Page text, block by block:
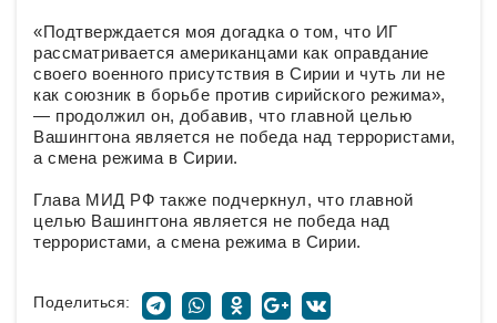
«Подтверждается моя догадка о том, что ИГ
рассматривается американцами как оправдание
своего военного присутствия в Сирии и чуть ли не
как союзник в борьбе против сирийского режима»,
— продолжил он, добавив, что главной целью
Вашингтона является не победа над террористами,
а смена режима в Сирии.
Глава МИД РФ также подчеркнул, что главной
целью Вашингтона является не победа над
террористами, а смена режима в Сирии.
Поделиться: